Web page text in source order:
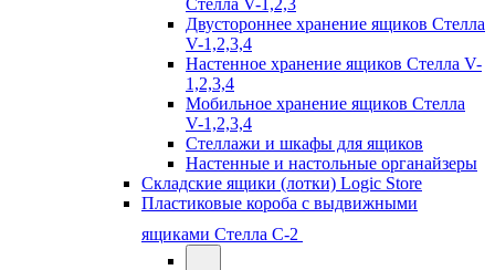
Стелла V-1,2,3
Двустороннее хранение ящиков Стелла
V-1,2,3,4
Настенное хранение ящиков Стелла V-
1,2,3,4
Мобильное хранение ящиков Стелла
V-1,2,3,4
Стеллажи и шкафы для ящиков
Настенные и настольные органайзеры
Складские ящики (лотки) Logiс Store
Пластиковые короба с выдвижными
ящиками Стелла С-2